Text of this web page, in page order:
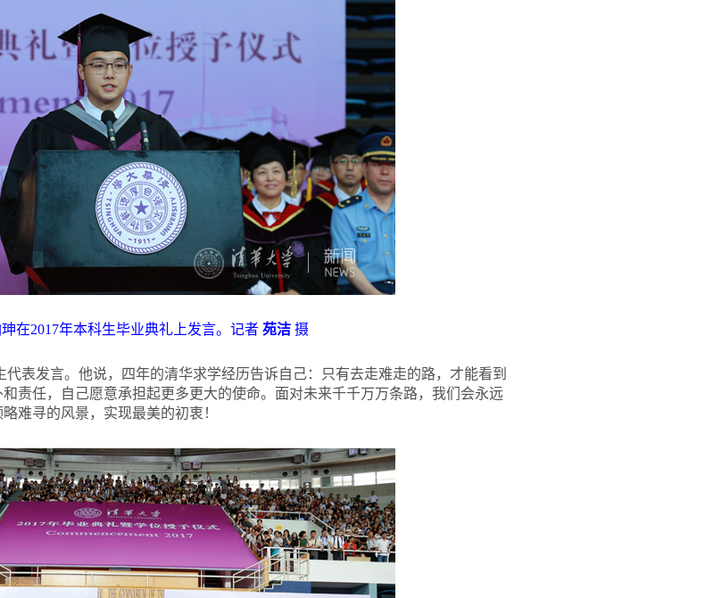
在2017年本科生毕业典礼上发言。记者 苑洁 摄
表发言。他说，四年的清华求学经历告诉自己：只有去走难走的路，才能看到
责任，自己愿意承担起更多更大的使命。面对未来千千万万条路，我们会永远
难寻的风景，实现最美的初衷！